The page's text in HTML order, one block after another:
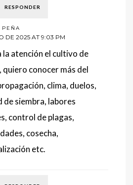
RESPONDER
PEÑA
DE 2025 AT 9:03 PM
la atención el cultivo de
quiero conocer más del
clima, duelos,
de siembra, labores
control de plagas,
cosecha,
etc.